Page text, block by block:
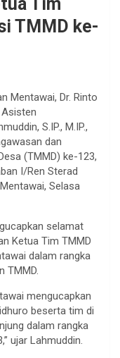
TMMD ke-
Mentawai, Dr. Rinto
Asisten
S.IP., M.IP.,
dan
(TMMD) ke-123,
I/Ren Sterad
Selasa
selamat
Ketua Tim TMMD
dalam rangka
TMMD.
mengucapkan
beserta tim di
dalam rangka
ujar Lahmuddin.